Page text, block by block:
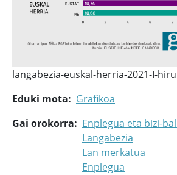
langabezia-euskal-herria-2021-I-
Eduki mota
Grafikoa
Gai orokorra
Enplegua eta bizi-
Langabezia
Lan merkatua
Enplegua